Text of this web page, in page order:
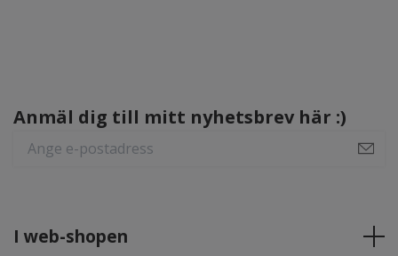
Anmäl dig till mitt nyhetsbrev här :)
I web-shopen